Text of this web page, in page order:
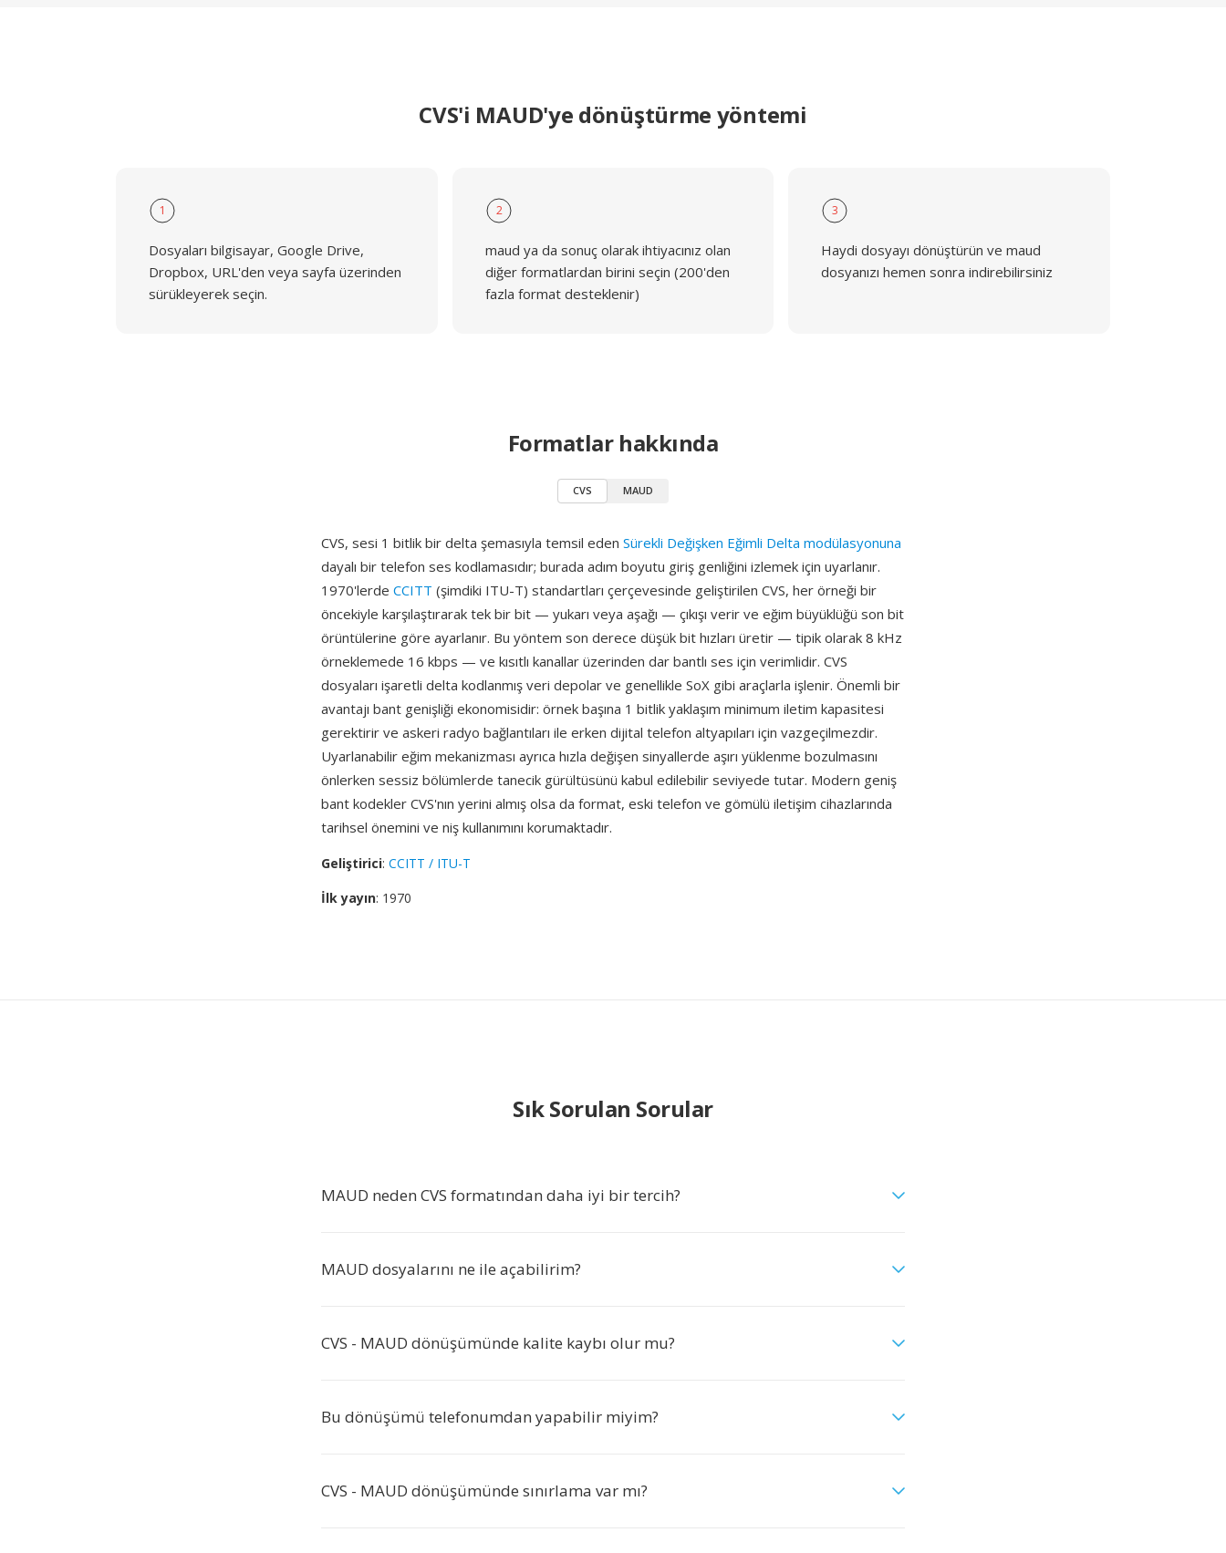
CVS'i MAUD'ye dönüştürme yöntemi
1
Dosyaları bilgisayar, Google Drive,
Dropbox, URL'den veya sayfa üzerinden
sürükleyerek seçin.
2
maud ya da sonuç olarak ihtiyacınız olan
diğer formatlardan birini seçin (200'den
fazla format desteklenir)
3
Haydi dosyayı dönüştürün ve maud
dosyanızı hemen sonra indirebilirsiniz
Formatlar hakkında
CVS MAUD
CVS, sesi 1 bitlik bir delta şemasıyla temsil eden Sürekli Değişken Eğimli Delta modülasyonuna
dayalı bir telefon ses kodlamasıdır; burada adım boyutu giriş genliğini izlemek için uyarlanır.
1970'lerde CCITT (şimdiki ITU-T) standartları çerçevesinde geliştirilen CVS, her örneği bir
öncekiyle karşılaştırarak tek bir bit — yukarı veya aşağı — çıkışı verir ve eğim büyüklüğü son bit
örüntülerine göre ayarlanır. Bu yöntem son derece düşük bit hızları üretir — tipik olarak 8 kHz
örneklemede 16 kbps — ve kısıtlı kanallar üzerinden dar bantlı ses için verimlidir. CVS
dosyaları işaretli delta kodlanmış veri depolar ve genellikle SoX gibi araçlarla işlenir. Önemli bir
avantajı bant genişliği ekonomisidir: örnek başına 1 bitlik yaklaşım minimum iletim kapasitesi
gerektirir ve askeri radyo bağlantıları ile erken dijital telefon altyapıları için vazgeçilmezdir.
Uyarlanabilir eğim mekanizması ayrıca hızla değişen sinyallerde aşırı yüklenme bozulmasını
önlerken sessiz bölümlerde tanecik gürültüsünü kabul edilebilir seviyede tutar. Modern geniş
bant kodekler CVS'nın yerini almış olsa da format, eski telefon ve gömülü iletişim cihazlarında
tarihsel önemini ve niş kullanımını korumaktadır.
Geliştirici: CCITT / ITU-T
İlk yayın: 1970
Sık Sorulan Sorular
MAUD neden CVS formatından daha iyi bir tercih?
MAUD dosyalarını ne ile açabilirim?
CVS - MAUD dönüşümünde kalite kaybı olur mu?
Bu dönüşümü telefonumdan yapabilir miyim?
CVS - MAUD dönüşümünde sınırlama var mı?